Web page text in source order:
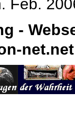
Feb.
-
net.net